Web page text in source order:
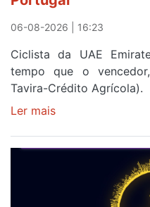
a
Portugal
06-08-2026 | 16:23
Ciclista da UAE
tempo que o
Tavira-Crédito Agrícola).
Ler mais